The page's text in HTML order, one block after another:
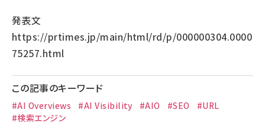
発表文
https://prtimes.jp/main/html/rd/p/000000304.0000
75257.html
この記事のキーワード
#AI Overviews #AI Visibility #AIO #SEO
#URL
#検索エンジン